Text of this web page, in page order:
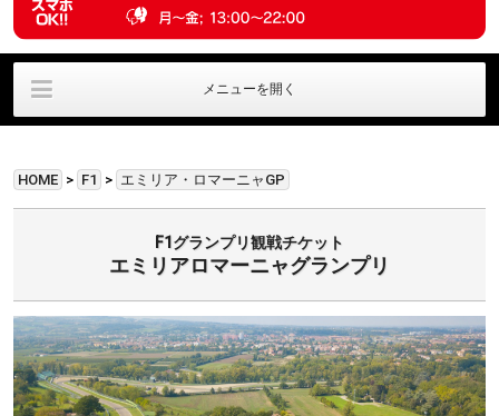
メニューを開く
その他 ドライビング体験
HOME > F1 > エミリア・ロマーニャGP
F1グランプリ観戦チケット
エミリアロマーニャグランプリ